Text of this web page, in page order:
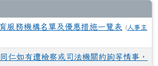
服務機構名單及優惠措施一覽表 ( 人事主
仁如有遭檢察或司法機關約詢等情事，